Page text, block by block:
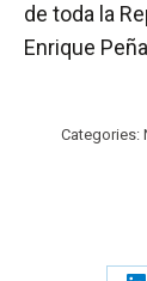
de toda la
Enrique
Categories: